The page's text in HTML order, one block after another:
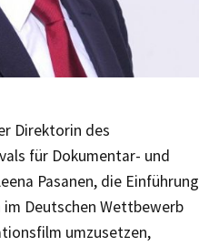
Direktorin des
für Dokumentar- und
Pasanen, die Einführung
Deutschen Wettbewerb
umzusetzen,